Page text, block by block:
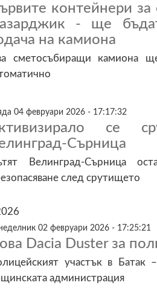
контейнери за
- ще
на камиона
сметосъбиращи камиона
04 февруари 2026 - 17:17:32
се
Сърница
Велинград-Сърница
след срутището
02 февруари 2026 - 17:25:21
Dacia Duster за
участък в
администрация